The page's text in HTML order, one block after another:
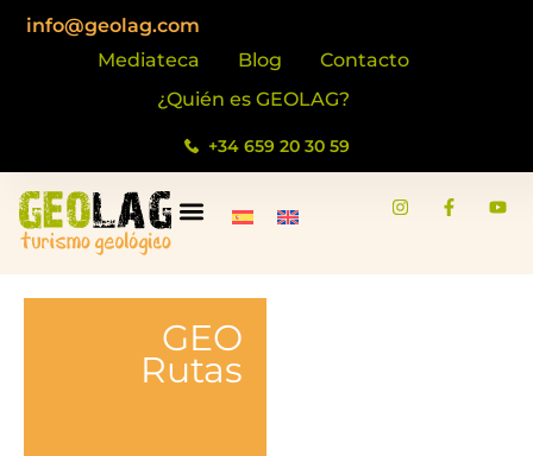
contenido
info@geolag.com
Mediateca
Blog
Contacto
¿Quién es GEOLAG?
+34 659 20 30 59
GEO
Rutas